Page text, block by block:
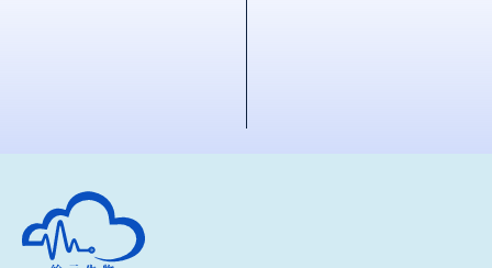
深圳市绘云生物科技有限公司